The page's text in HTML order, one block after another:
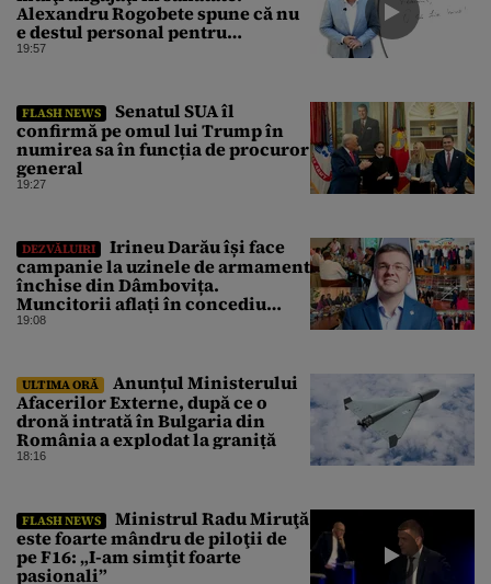
Alexandru Rogobete spune că nu
e destul personal pentru
combaterea infecţiilor
19:57
FLASH NEWS
Senatul SUA îl
confirmă pe omul lui Trump în
numirea sa în funcția de procuror
general
19:27
DEZVĂLUIRI
Irineu Darău își face
campanie la uzinele de armament
închise din Dâmbovița.
Muncitorii aflați în concediu
forțat din cauza lipsei comenzilor
19:08
ULTIMA ORĂ
Anunțul Ministerului
Afacerilor Externe, după ce o
dronă intrată în Bulgaria din
România a explodat la graniță
18:16
FLASH NEWS
Ministrul Radu Miruţă
este foarte mândru de piloţii de
pe F16: „I-am simţit foarte
pasionali”